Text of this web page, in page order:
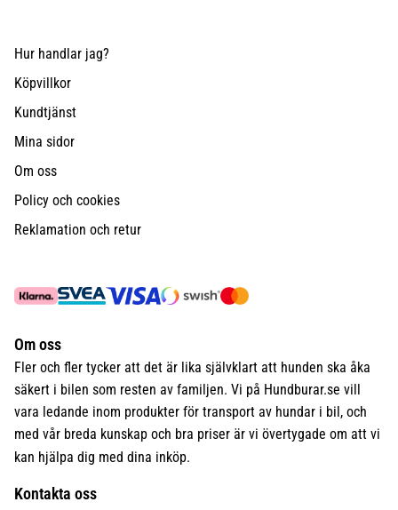
Hur handlar jag?
Köpvillkor
Kundtjänst
Mina sidor
Om oss
Policy och cookies
Reklamation och retur
Om oss
Fler och fler tycker att det är lika självklart att hunden ska åka
säkert i bilen som resten av familjen. Vi på Hundburar.se vill
vara ledande inom produkter för transport av hundar i bil, och
med vår breda kunskap och bra priser är vi övertygade om att vi
kan hjälpa dig med dina inköp.
Kontakta oss